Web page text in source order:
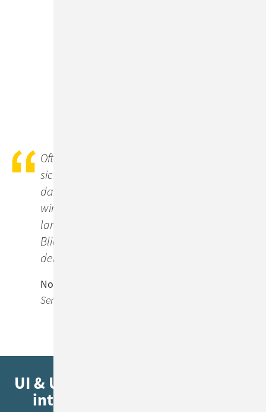
Oft ist weniger mehr! Nur eine Software, die
sich barrierefrei und intuitiv bedienen lässt und
dabei auch wirklich den Nerv der User trifft,
wird nachhaltig erfolgreich sein. Durch
langjährige Projekterfahrung hat ConSol den
Blick für das Wesentliche und verbindet ihn mit
dem erforderlichen Technologie-Know-how.
Norbert Ferchen
Senior Consultant
UI & UX Design bei ConSol – agil,
intuitiv & prozessoptimiert